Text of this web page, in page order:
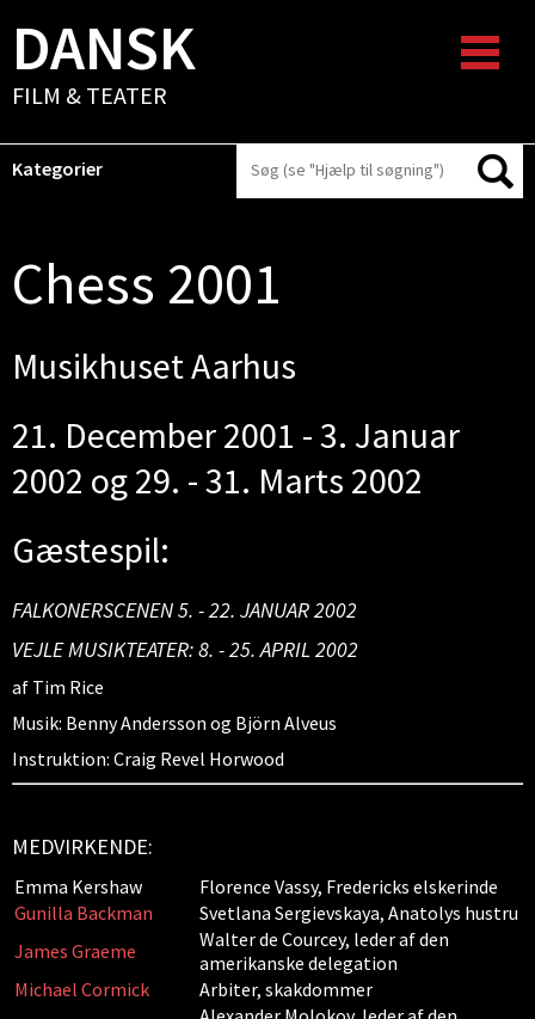
DANSK
FILM & TEATER
Kategorier
Chess 2001
Musikhuset Aarhus
21. December 2001 - 3. Januar
2002 og 29. - 31. Marts 2002
Gæstespil:
FALKONERSCENEN 5. - 22. JANUAR 2002
VEJLE MUSIKTEATER: 8. - 25. APRIL 2002
af Tim Rice
Musik: Benny Andersson og Björn Alveus
Instruktion: Craig Revel Horwood
MEDVIRKENDE:
Emma Kershaw
Florence Vassy, Fredericks elskerinde
Gunilla Backman
Svetlana Sergievskaya, Anatolys hustru
James Graeme
Walter de Courcey, leder af den
amerikanske delegation
Michael Cormick
Arbiter, skakdommer